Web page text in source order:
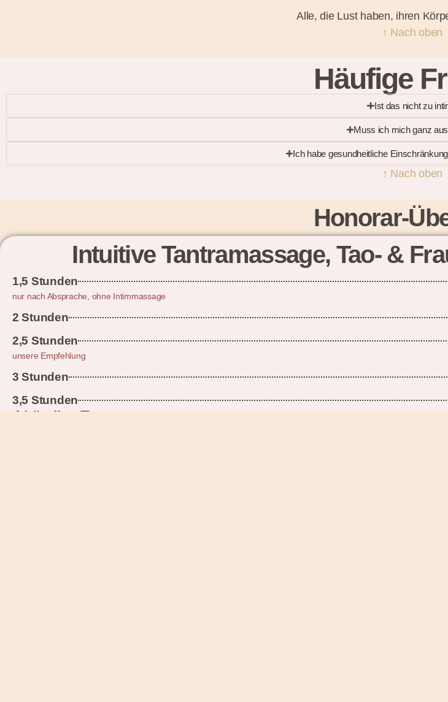
Alle, die Lust haben, ihren
↑ Nach oben
Häufige
Ist das nicht zu
Muss ich mich ganz
Ich habe gesundheitliche
↑ Nach oben
Honorar-
Intuitive Tantramassage, Tao- &
1,5 Stunden
nur nach Absprache, ohne Intimmassage
2 Stunden
2,5 Stunden
unsere Empfehlung
3 Stunden
3,5 Stunden
4-händige Tantramassagen